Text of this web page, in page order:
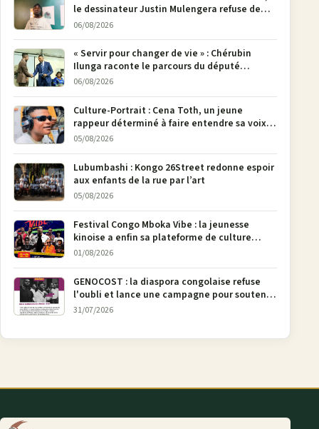
le dessinateur Justin Mulengera refuse de
poser son crayon
06/08/2026
« Servir pour changer de vie » : Chérubin
Ilunga raconte le parcours du député
national Jethro Muyombi Tshimbu en 137
06/08/2026
Culture-Portrait : Cena Toth, un jeune
rappeur déterminé à faire entendre sa voix à
Bunia
05/08/2026
Lubumbashi : Kongo 26Street redonne espoir
aux enfants de la rue par l’art
05/08/2026
Festival Congo Mboka Vibe : la jeunesse
kinoise a enfin sa plateforme de culture
urbaine
01/08/2026
GENOCOST : la diaspora congolaise refuse
l'oubli et lance une campagne pour soutenir
la pétition FONAREV depuis Bruxelles
31/07/2026